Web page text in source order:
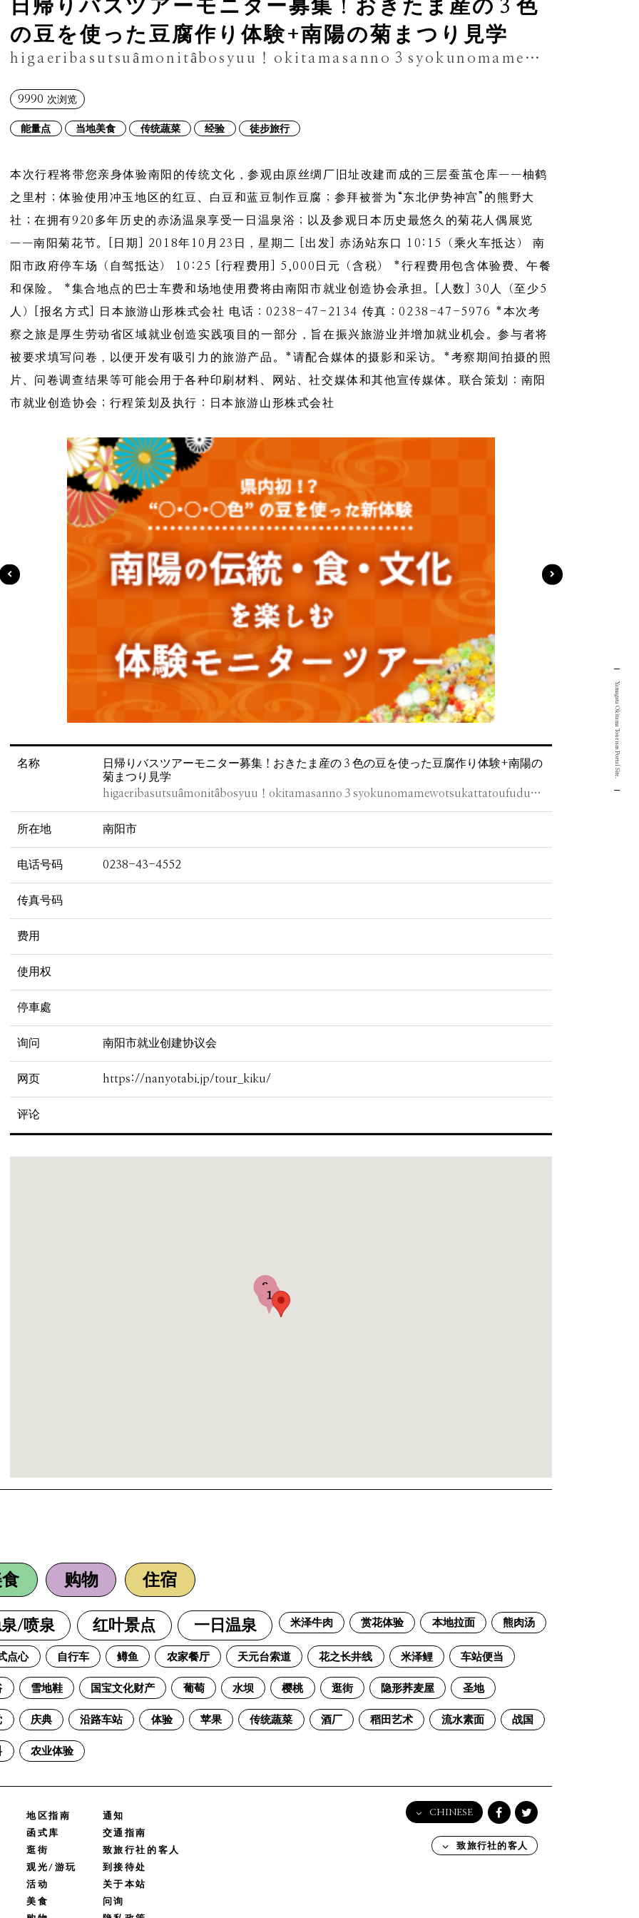
日帰りバスツアーモニター募集！おきたま産の３色
の豆を使った豆腐作り体験+南陽の菊まつり見学
higaeribasutsuâmonitâbosyuu！okitamasanno３syokunomamewotsukattatoufudukuritaiken+nanyounokikumatsurikengaku
9990 次浏览
能量点 当地美食 传统蔬菜 经验 徒步旅行
本次行程将带您亲身体验南阳的传统文化，参观由原丝绸厂旧址改建而成的三层蚕茧仓库——柚鹤
之里村；体验使用冲玉地区的红豆、白豆和蓝豆制作豆腐；参拜被誉为“东北伊势神宫”的熊野大
社；在拥有920多年历史的赤汤温泉享受一日温泉浴；以及参观日本历史最悠久的菊花人偶展览
——南阳菊花节。[日期] 2018年10月23日，星期二 [出发] 赤汤站东口 10:15（乘火车抵达） 南
阳市政府停车场（自驾抵达） 10:25 [行程费用] 5,000日元（含税） *行程费用包含体验费、午餐
和保险。 *集合地点的巴士车费和场地使用费将由南阳市就业创造协会承担。[人数] 30人（至少5
人）[报名方式] 日本旅游山形株式会社 电话：0238-47-2134 传真：0238-47-5976 *本次考
察之旅是厚生劳动省区域就业创造实践项目的一部分，旨在振兴旅游业并增加就业机会。参与者将
被要求填写问卷，以便开发有吸引力的旅游产品。*请配合媒体的摄影和采访。*考察期间拍摄的照
片、问卷调查结果等可能会用于各种印刷材料、网站、社交媒体和其他宣传媒体。联合策划：南阳
市就业创造协会；行程策划及执行：日本旅游山形株式会社
名称
日帰りバスツアーモニター募集！おきたま産の３色の豆を使った豆腐作り体験+南陽の
菊まつり見学
higaeribasutsuâmonitâbosyuu！okitamasanno３syokunomamewotsukattatoufudukuritaiken+nanyounokikumatsurikengaku
所在地 南阳市
电话号码 0238-43-4552
传真号码
费用
使用权
停車處
询问 南阳市就业创建协议会
网页 https://nanyotabi.jp/tour_kiku/
评论
购物 住宿
泉/喷泉 红叶景点 一日温泉 米泽牛肉 赏花体验 本地拉面 熊肉汤
点心 自行车 鳟鱼 农家餐厅 天元台索道 花之长井线 米泽鲤 车站便当
雪地鞋 国宝文化财产 葡萄 水坝 樱桃 逛街 隐形荞麦屋 圣地
庆典 沿路车站 体验 苹果 传统蔬菜 酒厂 稻田艺术 流水素面 战国
农业体验
地区指南
函式库
逛街
观光/游玩
活动
美食
通知
交通指南
致旅行社的客人
到接待处
关于本站
问询
CHINESE
English
日本語
致旅行社的客人
Yamagata Okitama Tourism Portal Site.